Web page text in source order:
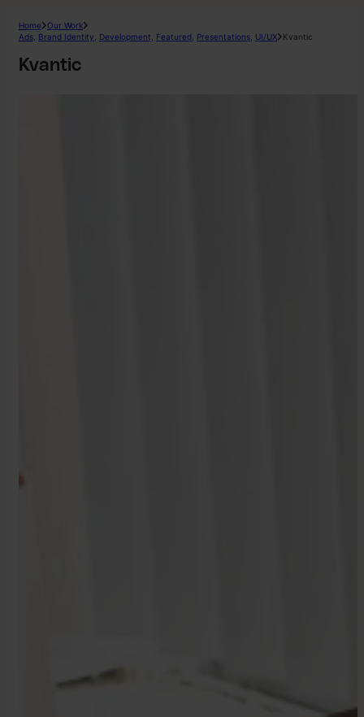
Home
Our Work
Ads Brand Identity Development Featured Presentations UI/UX Kvantic
Kvantic